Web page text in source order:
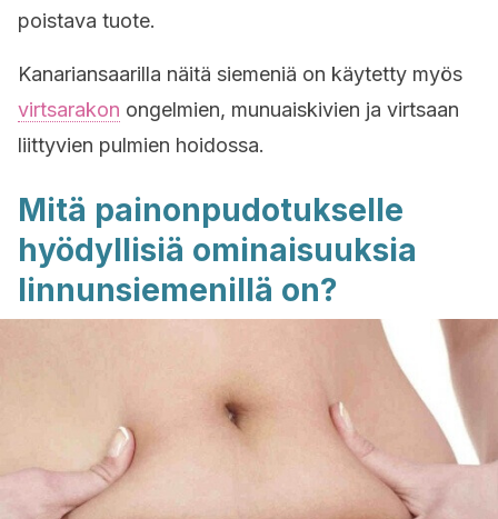
poistava tuote.
Kanariansaarilla näitä siemeniä on käytetty myös
virtsarakon ongelmien, munuaiskivien ja virtsaan
liittyvien pulmien hoidossa.
Mitä painonpudotukselle
hyödyllisiä ominaisuuksia
linnunsiemenillä on?